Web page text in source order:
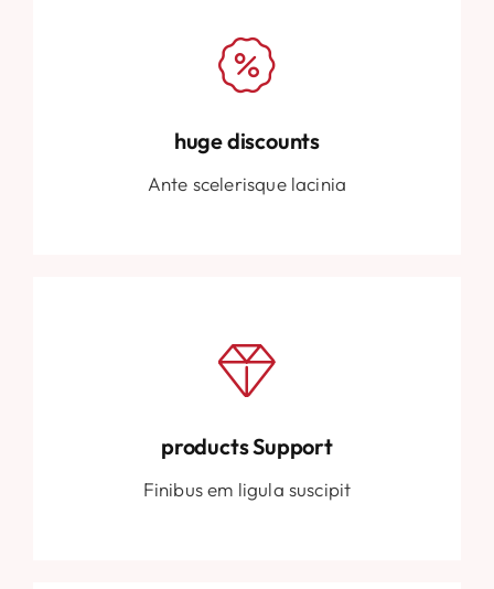
huge discounts
Ante scelerisque lacinia
products Support
Finibus em ligula suscipit